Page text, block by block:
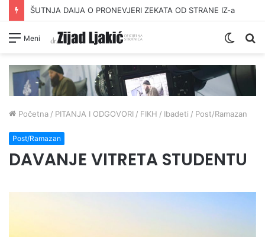
ŠUTNJA DAIJA O PRONEVJERI ZEKATA OD STRANE IZ-a
Meni
Switch
Početna / PITANJA I ODGOVORI / FIKH / Ibadeti / Post/Ramazan
Post/Ramazan
DAVANJE VITRETA STUDENTU